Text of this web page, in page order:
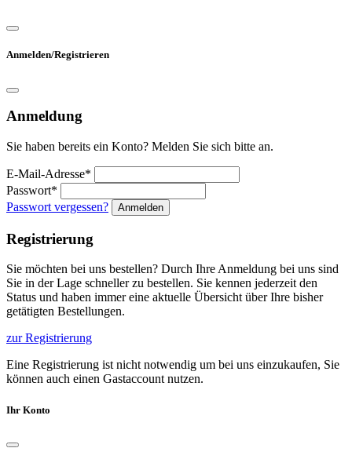
Anmelden/Registrieren
Anmeldung
Sie haben bereits ein Konto? Melden Sie sich bitte an.
E-Mail-Adresse*
Passwort*
Passwort vergessen?
Anmelden
Registrierung
Sie möchten bei uns bestellen? Durch Ihre Anmeldung bei uns sind
Sie in der Lage schneller zu bestellen. Sie kennen jederzeit den
Status und haben immer eine aktuelle Übersicht über Ihre bisher
getätigten Bestellungen.
zur Registrierung
Eine Registrierung ist nicht notwendig um bei uns einzukaufen, Sie
können auch einen Gastaccount nutzen.
Ihr Konto